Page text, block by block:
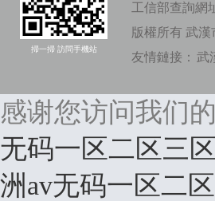
掃一掃 訪問手機站
工信部查詢網
版權所有 武漢
友情鏈接： 武
感谢您访问我们
无码一区二区三
洲av无码一区二